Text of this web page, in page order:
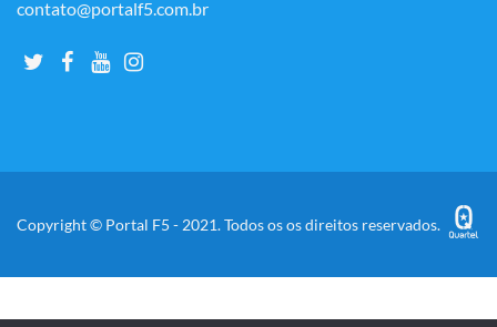
contato@portalf5.com.br
Copyright © Portal F5 - 2021. Todos os os direitos reservados.